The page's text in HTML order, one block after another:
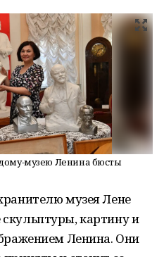
музею Ленина бюсты
музея Лене
картину и
Ленина. Они